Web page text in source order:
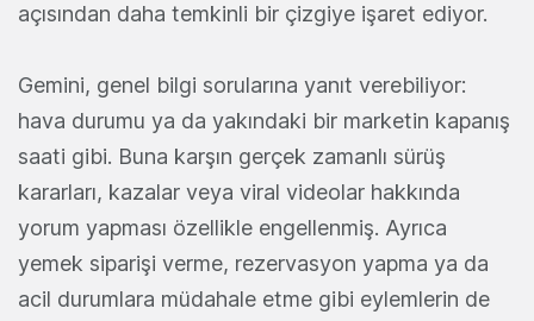
açısından daha temkinli bir çizgiye işaret ediyor.
Gemini, genel bilgi sorularına yanıt verebiliyor:
hava durumu ya da yakındaki bir marketin kapanış
saati gibi. Buna karşın gerçek zamanlı sürüş
kararları, kazalar veya viral videolar hakkında
yorum yapması özellikle engellenmiş. Ayrıca
yemek siparişi verme, rezervasyon yapma ya da
acil durumlara müdahale etme gibi eylemlerin de